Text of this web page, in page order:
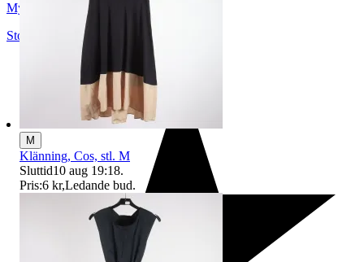
Myrorna
Stockholm
Sverige
M
Klänning, Cos, stl. M
Sluttid10 aug 19:18.
Pris:6 kr,Ledande bud.